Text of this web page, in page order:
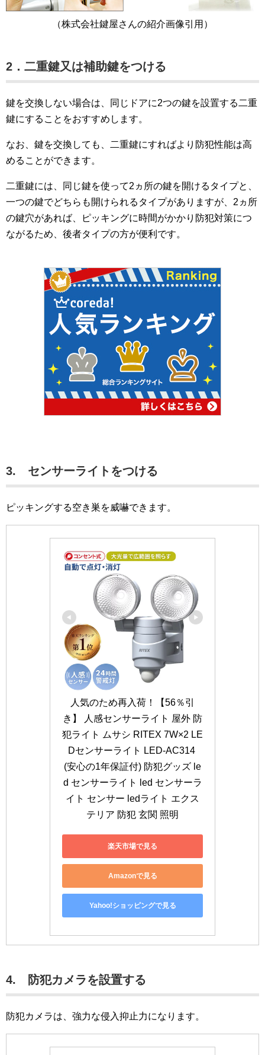
（株式会社鍵屋さんの紹介画像引用）
2． 二重鍵又は補助鍵をつける
鍵を交換しない場合は、同じドアに2つの鍵を設置する二重
鍵にすることをおすすめします。
なお、鍵を交換しても、二重鍵にすればより防犯性能は高
めることができます。
二重鍵には、同じ鍵を使って2ヵ所の鍵を開けるタイプと、
一つの鍵でどちらも開けられるタイプがありますが、2ヵ所
の鍵穴があれば、ピッキングに時間がかかり防犯対策につ
ながるため、後者タイプの方が便利です。
3. センサーライトをつける
ピッキングする空き巣を威嚇できます。
人気のため再入荷！【56％引
き】 人感センサーライト 屋外 防
犯ライト ムサシ RITEX 7W×2 LE
Dセンサーライト LED-AC314
(安心の1年保証付) 防犯グッズ le
d センサーライト led センサーラ
イト センサー ledライト エクス
テリア 防犯 玄関 照明
楽天市場で見る
Amazonで見る
Yahoo!ショッピングで見る
4. 防犯カメラを設置する
防犯カメラは、強力な侵入抑止力になります。